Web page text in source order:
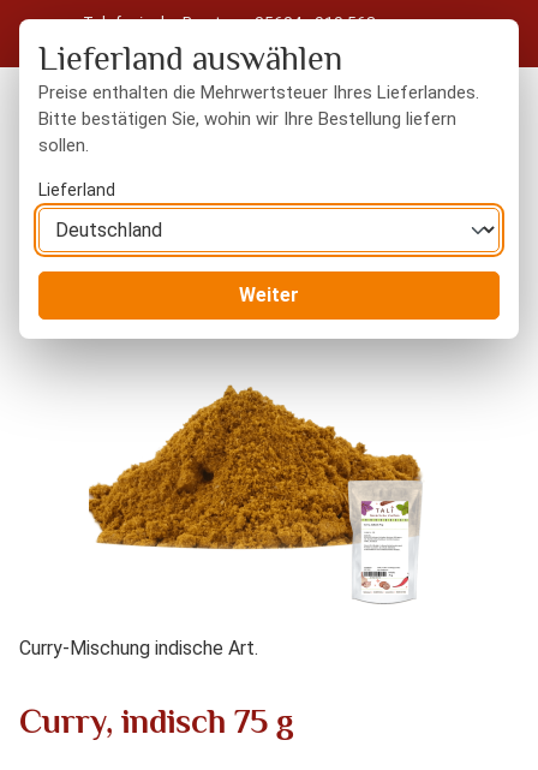
Zum Hauptinhalt springen
Telefonische Beratung: 05604 - 919 563
Kostenloser Versand in Deutschland ab 50 € Warenwert
Curry-Mischung indische Art.
Curry, indisch 75 g
Lieferland auswählen
Preise enthalten die Mehrwertsteuer Ihres Lieferlandes.
Bitte bestätigen Sie, wohin wir Ihre Bestellung liefern
sollen.
Lieferland
Weiter